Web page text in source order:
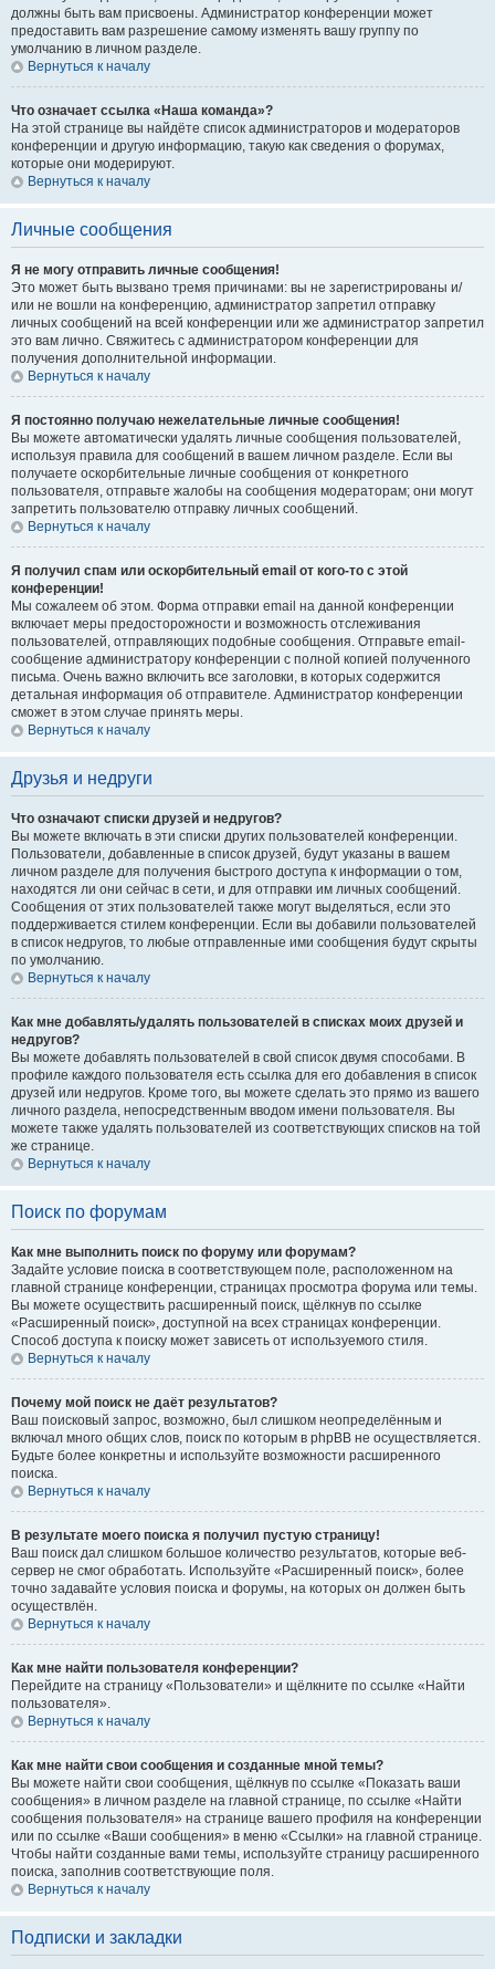
должны быть вам присвоены. Администратор конференции может
предоставить вам разрешение самому изменять вашу группу по
умолчанию в личном разделе.
Вернуться к началу
Что означает ссылка «Наша команда»?
На этой странице вы найдёте список администраторов и модераторов
конференции и другую информацию, такую как сведения о форумах,
которые они модерируют.
Вернуться к началу
Личные сообщения
Я не могу отправить личные сообщения!
Это может быть вызвано тремя причинами: вы не зарегистрированы и/
или не вошли на конференцию, администратор запретил отправку
личных сообщений на всей конференции или же администратор запретил
это вам лично. Свяжитесь с администратором конференции для
получения дополнительной информации.
Вернуться к началу
Я постоянно получаю нежелательные личные сообщения!
Вы можете автоматически удалять личные сообщения пользователей,
используя правила для сообщений в вашем личном разделе. Если вы
получаете оскорбительные личные сообщения от конкретного
пользователя, отправьте жалобы на сообщения модераторам; они могут
запретить пользователю отправку личных сообщений.
Вернуться к началу
Я получил спам или оскорбительный email от кого-то с этой
конференции!
Мы сожалеем об этом. Форма отправки email на данной конференции
включает меры предосторожности и возможность отслеживания
пользователей, отправляющих подобные сообщения. Отправьте email-
сообщение администратору конференции с полной копией полученного
письма. Очень важно включить все заголовки, в которых содержится
детальная информация об отправителе. Администратор конференции
сможет в этом случае принять меры.
Вернуться к началу
Друзья и недруги
Что означают списки друзей и недругов?
Вы можете включать в эти списки других пользователей конференции.
Пользователи, добавленные в список друзей, будут указаны в вашем
личном разделе для получения быстрого доступа к информации о том,
находятся ли они сейчас в сети, и для отправки им личных сообщений.
Сообщения от этих пользователей также могут выделяться, если это
поддерживается стилем конференции. Если вы добавили пользователей
в список недругов, то любые отправленные ими сообщения будут скрыты
по умолчанию.
Вернуться к началу
Как мне добавлять/удалять пользователей в списках моих друзей и
недругов?
Вы можете добавлять пользователей в свой список двумя способами. В
профиле каждого пользователя есть ссылка для его добавления в список
друзей или недругов. Кроме того, вы можете сделать это прямо из вашего
личного раздела, непосредственным вводом имени пользователя. Вы
можете также удалять пользователей из соответствующих списков на той
же странице.
Вернуться к началу
Поиск по форумам
Как мне выполнить поиск по форуму или форумам?
Задайте условие поиска в соответствующем поле, расположенном на
главной странице конференции, страницах просмотра форума или темы.
Вы можете осуществить расширенный поиск, щёлкнув по ссылке
«Расширенный поиск», доступной на всех страницах конференции.
Способ доступа к поиску может зависеть от используемого стиля.
Вернуться к началу
Почему мой поиск не даёт результатов?
Ваш поисковый запрос, возможно, был слишком неопределённым и
включал много общих слов, поиск по которым в phpBB не осуществляется.
Будьте более конкретны и используйте возможности расширенного
поиска.
Вернуться к началу
В результате моего поиска я получил пустую страницу!
Ваш поиск дал слишком большое количество результатов, которые веб-
сервер не смог обработать. Используйте «Расширенный поиск», более
точно задавайте условия поиска и форумы, на которых он должен быть
осуществлён.
Вернуться к началу
Как мне найти пользователя конференции?
Перейдите на страницу «Пользователи» и щёлкните по ссылке «Найти
пользователя».
Вернуться к началу
Как мне найти свои сообщения и созданные мной темы?
Вы можете найти свои сообщения, щёлкнув по ссылке «Показать ваши
сообщения» в личном разделе на главной странице, по ссылке «Найти
сообщения пользователя» на странице вашего профиля на конференции
или по ссылке «Ваши сообщения» в меню «Ссылки» на главной странице.
Чтобы найти созданные вами темы, используйте страницу расширенного
поиска, заполнив соответствующие поля.
Вернуться к началу
Подписки и закладки